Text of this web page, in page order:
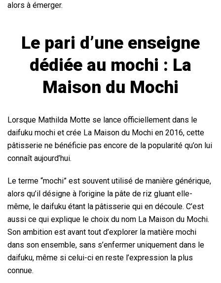
alors à émerger.
Le pari d’une enseigne
dédiée au mochi : La
Maison du Mochi
Lorsque Mathilda Motte se lance officiellement dans le
daifuku mochi et crée La Maison du Mochi en 2016, cette
pâtisserie ne bénéficie pas encore de la popularité qu’on lui
connaît aujourd’hui.
Le terme “mochi” est souvent utilisé de manière générique,
alors qu’il désigne à l’origine la pâte de riz gluant elle-
même, le daifuku étant la pâtisserie qui en découle. C’est
aussi ce qui explique le choix du nom La Maison du Mochi.
Son ambition est avant tout d’explorer la matière mochi
dans son ensemble, sans s’enfermer uniquement dans le
daifuku, même si celui-ci en reste l’expression la plus
connue.